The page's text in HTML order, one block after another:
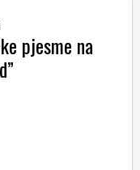
pjesme na